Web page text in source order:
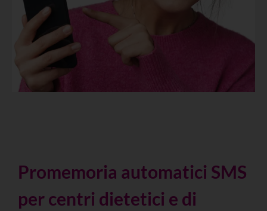
Promemoria automatici SMS
per centri dietetici e di